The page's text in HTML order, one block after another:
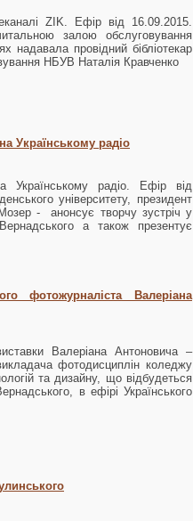
ZIK. Ефір від 16.09.2015.
залою обслуговування
надавала провідний бібліотекар
НБУВ Наталія Кравченко
Українському радіо
Українському радіо. Ефір від
університету, президент
Мозер - анонсує творчу зустріч у
а також презентує
фотожурналіста Валеріана
Валеріана Антоновича –
фотодисциплін коледжу
та дизайну, що відбудеться
в ефірі Українського